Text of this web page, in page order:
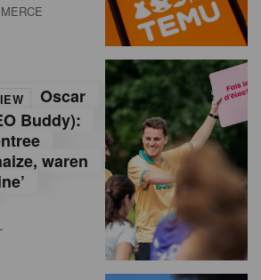
Oscar
Buddy):
waren